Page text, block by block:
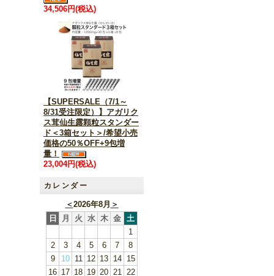
34,506円(税込)
【SUPERSALE（7/1～
8/31受注限定）】アガリク
ス茸仙生露顆粒スタンダー
ド＜3箱セット＞/希望小売
価格の50％OFF+9包増
量！
23,004円(税込)
カレンダー
＜2026年8月 ＞
日
月 火 水 木 金 土
1
2
3 4 5 6 7
8
9
10 11 12 13 14
15
16 17 18 19 20 21 22